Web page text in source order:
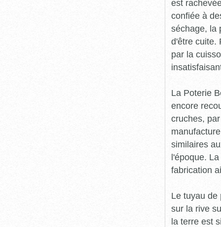
est
confiée à
séchage, la
d'être cuite.
par la
La Poterie
encore
cruches,
similaires
l'époque.
fabrication
Le tuyau de
sur la rive
la terre est